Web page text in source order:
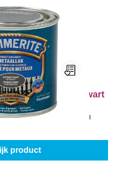
Structuur - Lei Zwart
Lei Zwart
product